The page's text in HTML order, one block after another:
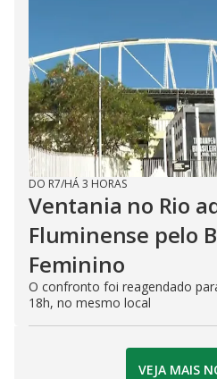
DO R7/HÁ 3 HORAS
Ventania no Rio
Fluminense pelo
Feminino
O confronto foi reagendado
18h, no mesmo local
VEJA MAIS